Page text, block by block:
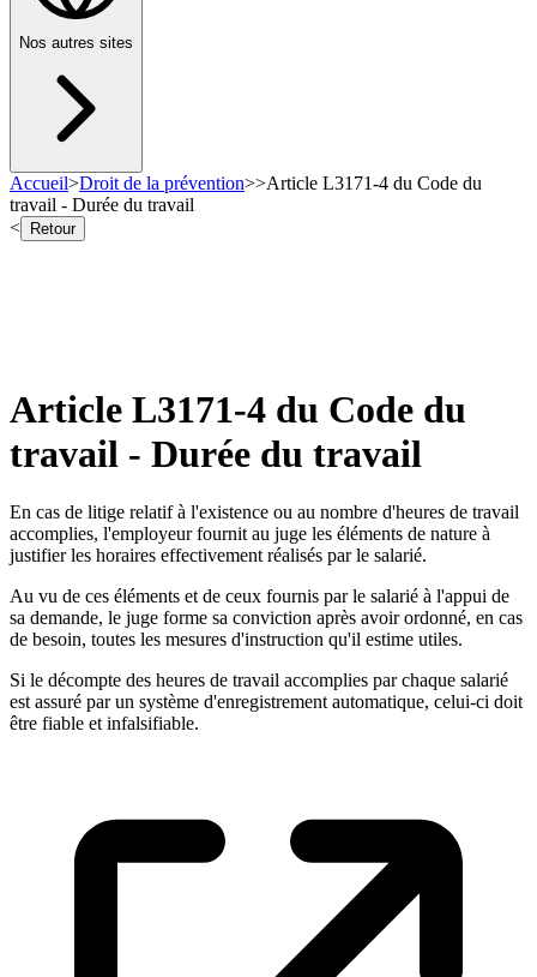
Nos autres sites
Accueil>Droit de la prévention>>Article L3171-4 du Code du
travail - Durée du travail
<
Retour
Article L3171-4 du Code du
travail - Durée du travail
En cas de litige relatif à l'existence ou au nombre d'heures de travail
accomplies, l'employeur fournit au juge les éléments de nature à
justifier les horaires effectivement réalisés par le salarié.
Au vu de ces éléments et de ceux fournis par le salarié à l'appui de
sa demande, le juge forme sa conviction après avoir ordonné, en cas
de besoin, toutes les mesures d'instruction qu'il estime utiles.
Si le décompte des heures de travail accomplies par chaque salarié
est assuré par un système d'enregistrement automatique, celui-ci doit
être fiable et infalsifiable.